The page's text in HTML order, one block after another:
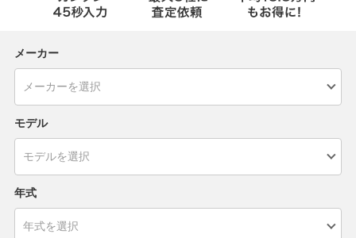
メーカー
モデル
年式